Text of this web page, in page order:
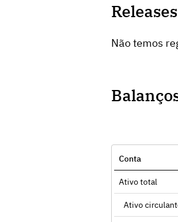
Não temos
Conta
Ativo total
Ativo